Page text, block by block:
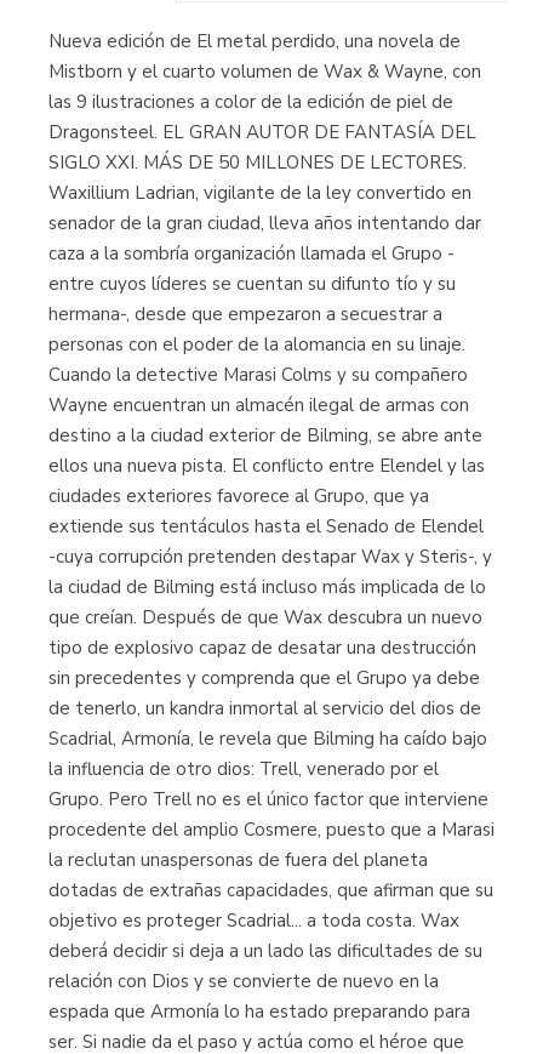
Nueva edición de El metal perdido, una novela de
Mistborn y el cuarto volumen de Wax & Wayne, con
las 9 ilustraciones a color de la edición de piel de
Dragonsteel. EL GRAN AUTOR DE FANTASÍA DEL
SIGLO XXI. MÁS DE 50 MILLONES DE LECTORES.
Waxillium Ladrian, vigilante de la ley convertido en
senador de la gran ciudad, lleva años intentando dar
caza a la sombría organización llamada el Grupo -
entre cuyos líderes se cuentan su difunto tío y su
hermana-, desde que empezaron a secuestrar a
personas con el poder de la alomancia en su linaje.
Cuando la detective Marasi Colms y su compañero
Wayne encuentran un almacén ilegal de armas con
destino a la ciudad exterior de Bilming, se abre ante
ellos una nueva pista. El conflicto entre Elendel y las
ciudades exteriores favorece al Grupo, que ya
extiende sus tentáculos hasta el Senado de Elendel
-cuya corrupción pretenden destapar Wax y Steris-, y
la ciudad de Bilming está incluso más implicada de lo
que creían. Después de que Wax descubra un nuevo
tipo de explosivo capaz de desatar una destrucción
sin precedentes y comprenda que el Grupo ya debe
de tenerlo, un kandra inmortal al servicio del dios de
Scadrial, Armonía, le revela que Bilming ha caído bajo
la influencia de otro dios: Trell, venerado por el
Grupo. Pero Trell no es el único factor que interviene
procedente del amplio Cosmere, puesto que a Marasi
la reclutan unaspersonas de fuera del planeta
dotadas de extrañas capacidades, que afirman que su
objetivo es proteger Scadrial... a toda costa. Wax
deberá decidir si deja a un lado las dificultades de su
relación con Dios y se convierte de nuevo en la
espada que Armonía lo ha estado preparando para
ser. Si nadie da el paso y actúa como el héroe que